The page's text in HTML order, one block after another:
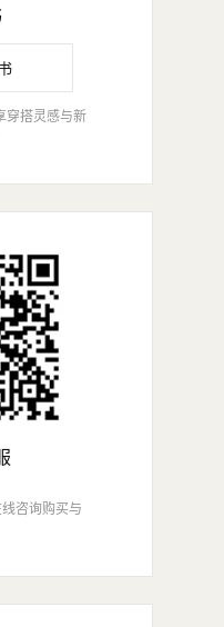
穿搭灵感与新
咨询购买与